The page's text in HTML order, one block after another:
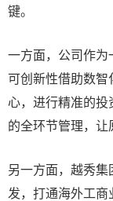
键。
一方面，公司作为
可创新性借助数
心，进行精准的
的全环节管理，让
另一方面，越秀
发，打通海外工